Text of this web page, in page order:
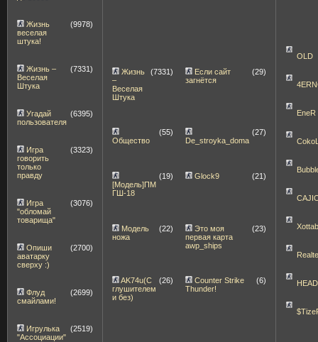
Жизнь
веселая
штука!
(9978)
Жизнь –
Веселая
Штука
(7331)
Угадай
пользователя
(6395)
Игра
говорить
только
правду
(3323)
Игра
"обломай
товарища"
(3076)
Опиши
аватарку
сверху :)
(2700)
Флуд
смайлами!
(2699)
Игрулька
"Ассоциации"
(2519)
Жизнь
–
Веселая
Штука
(7331)
Если сайт
загнётся
(29)
Общество
(55)
De_stroyka_doma
(27)
[Модель]ПМ
ГШ-18
(19) Glock9 (21)
Модель
ножа
(22)
Это моя
первая карта
awp_ships
(23)
AK74u(С
глушителем
и без)
(26)
Counter Strike
Thunder!
(6)
OLD
EneR